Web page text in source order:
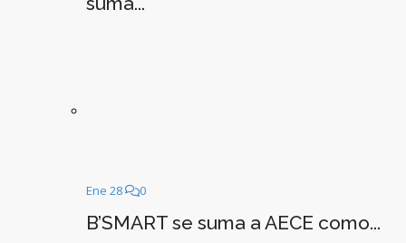
Ene 28 0
B’SMART se suma a AECE como...